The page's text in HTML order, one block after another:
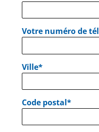
Votre numéro de
Ville*
Code postal*